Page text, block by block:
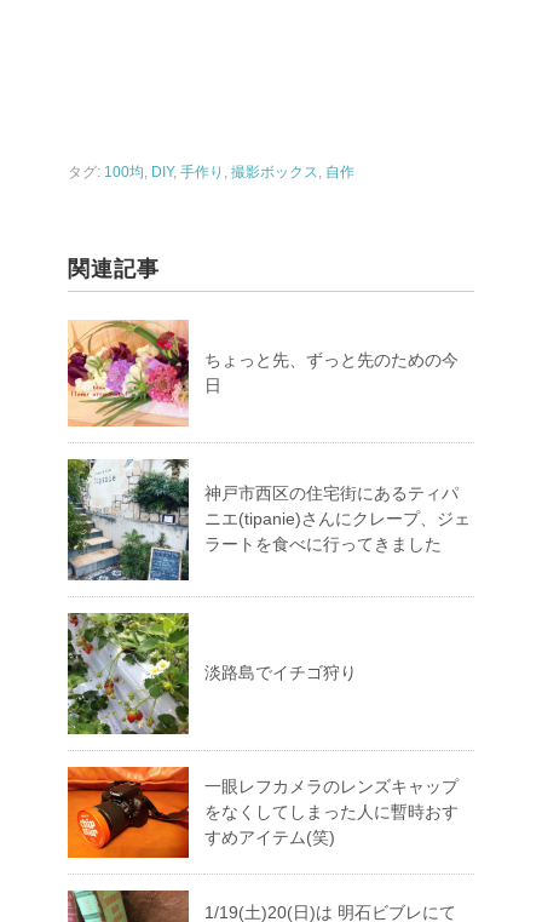
タグ: 100均, DIY, 手作り , 撮影ボックス, 自作
関連記事
ちょっと先、ずっと先のための今
日
神戸市西区の住宅街にあるティパ
ニエ(tipanie)さんにクレープ、ジェ
ラートを食べに行ってきました
淡路島でイチゴ狩り
一眼レフカメラのレンズキャップ
をなくしてしまった人に暫時おす
すめアイテム(笑)
1/19(土)20(日)は 明石ビブレにて